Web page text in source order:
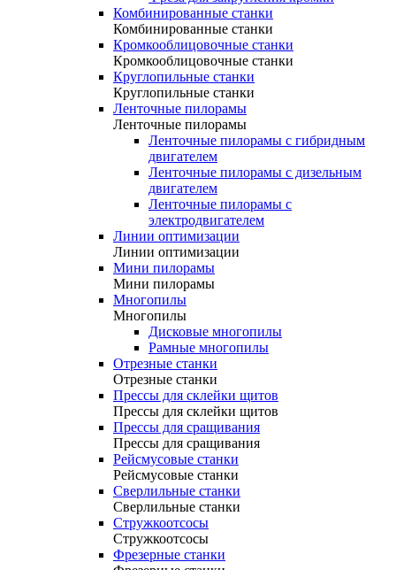
Комбинированные станки
Комбинированные станки
Кромкооблицовочные станки
Кромкооблицовочные станки
Круглопильные станки
Круглопильные станки
Ленточные пилорамы
Ленточные пилорамы
Ленточные пилорамы с гибридным
двигателем
Ленточные пилорамы с дизельным
двигателем
Ленточные пилорамы с
электродвигателем
Линии оптимизации
Линии оптимизации
Мини пилорамы
Мини пилорамы
Многопилы
Многопилы
Дисковые многопилы
Рамные многопилы
Отрезные станки
Отрезные станки
Прессы для склейки щитов
Прессы для склейки щитов
Прессы для сращивания
Прессы для сращивания
Рейсмусовые станки
Рейсмусовые станки
Сверлильные станки
Сверлильные станки
Стружкоотсосы
Стружкоотсосы
Фрезерные станки